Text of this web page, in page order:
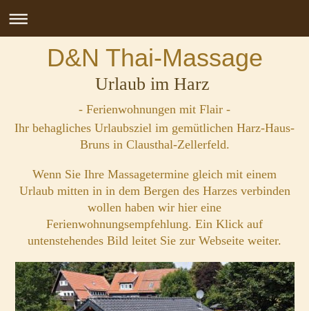
D&N Thai-Massage
Urlaub im Harz
-​ Ferienwohnungen mit Flair -
Ihr behagliches Urlaubsziel im gemütlichen Harz-Haus-
Bruns in Clausthal-Zellerfeld.
Wenn Sie Ihre Massagetermine gleich mit einem
Urlaub mitten in in dem Bergen des Harzes verbinden
wollen haben wir hier eine
Ferienwohnungsempfehlung. Ein Klick auf
untenstehendes Bild leitet Sie zur Webseite weiter.